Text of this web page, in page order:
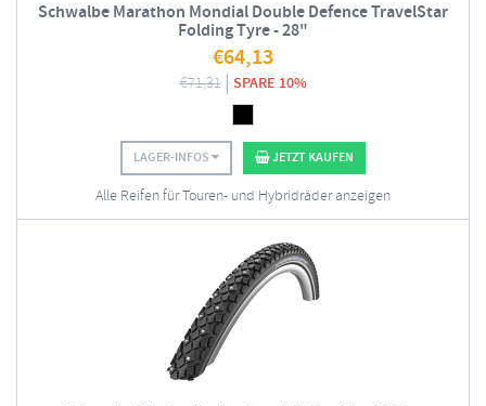
Schwalbe Marathon Mondial Double Defence TravelStar
Folding Tyre - 28"
€64,13
€71,31 SPARE 10%
LAGER-INFOS JETZT KAUFEN
Alle Reifen für Touren- und Hybridräder anzeigen